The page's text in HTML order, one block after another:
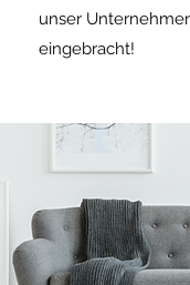
unser
eingebracht!